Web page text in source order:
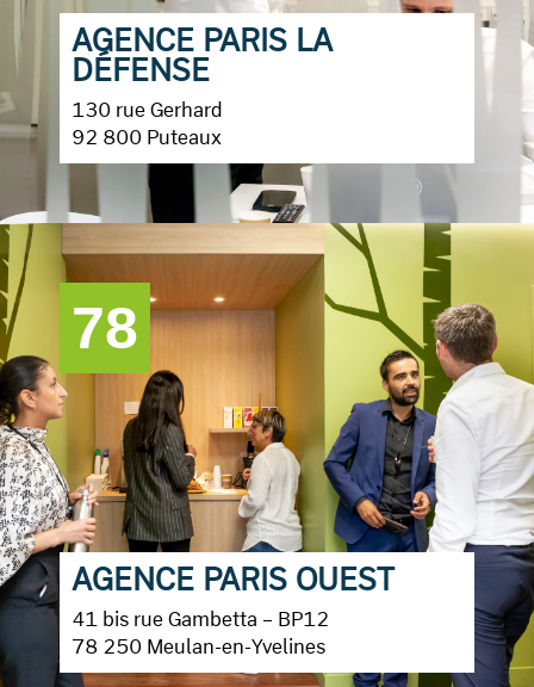
AGENCE PARIS LA
DÉFENSE
130 rue Gerhard
92 800 Puteaux
78
AGENCE PARIS OUEST
41 bis rue Gambetta – BP12
78 250 Meulan-en-Yvelines